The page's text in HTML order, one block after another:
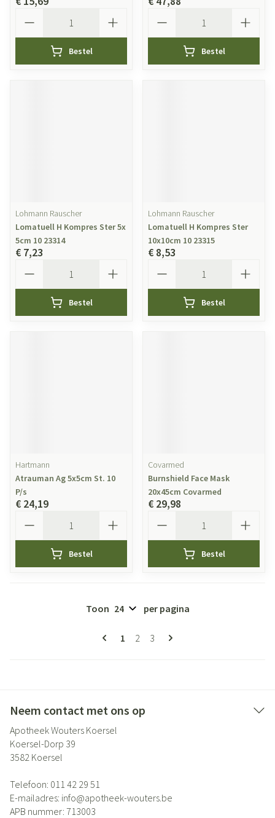
Bestel Bestel
Lohmann Rauscher
Lomatuell H Kompres Ster 5x
5cm 10 23314
€ 7,23
Bestel
Lohmann Rauscher
Lomatuell H Kompres Ster
10x10cm 10 23315
€ 8,53
Bestel
Hartmann
Atrauman Ag 5x5cm St. 10
P/s
€ 24,19
Bestel
Covarmed
Burnshield Face Mask
20x45cm Covarmed
€ 29,98
Bestel
Pagina's
U lees momenteel pagina
1 Pagina
2 Pagina
3
Toon per pagina
Neem contact met ons op
Apotheek Wouters Koersel
Koersel-Dorp 39
3582 Koersel
Telefoon: 011 42 29 51
E-mailadres: info@apotheek-wouters.be
APB nummer: 713003